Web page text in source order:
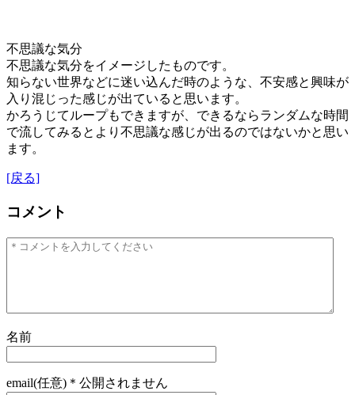
不思議な気分
不思議な気分をイメージしたものです。
知らない世界などに迷い込んだ時のような、不安感と興味が
入り混じった感じが出ていると思います。
かろうじてループもできますが、できるならランダムな時間
で流してみるとより不思議な感じが出るのではないかと思い
ます。
[戻る]
コメント
名前
email(任意)＊公開されません